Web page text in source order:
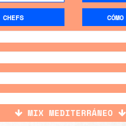
CHEFS
MIX MEDITERRÁNEO